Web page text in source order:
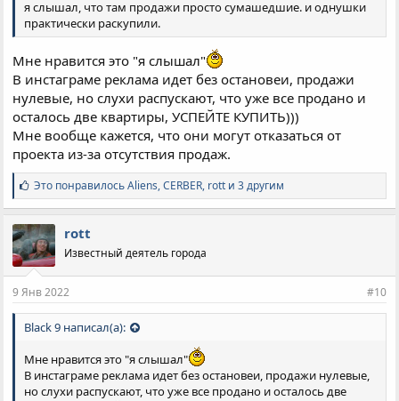
я слышал, что там продажи просто сумашедшие. и однушки
практически раскупили.
Мне нравится это "я слышал"
В инстаграме реклама идет без остановеи, продажи
нулевые, но слухи распускают, что уже все продано и
осталось две квартиры, УСПЕЙТЕ КУПИТЬ)))
Мне вообще кажется, что они могут отказаться от
проекта из-за отсутствия продаж.
С
и
м
п
а
т
и
:
Это понравилосьAliens,CERBER, rott и 3 другим
rott
Известный деятель города
9 Янв 2022 #10
Black 9 написал(а):
Мне нравится это "я слышал"
В инстаграме реклама идет без остановеи, продажи нулевые,
но слухи распускают, что уже все продано и осталось две